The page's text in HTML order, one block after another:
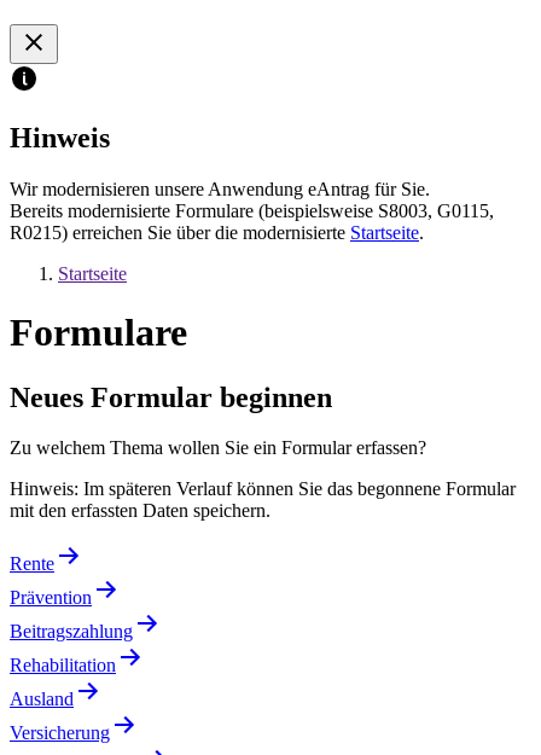
Hinweis
Wir modernisieren unsere Anwendung eAntrag für Sie.
Bereits modernisierte Formulare (beispielsweise S8003, G0115,
R0215) erreichen Sie über die modernisierte Startseite.
Startseite
Formulare
Neues Formular beginnen
Zu welchem Thema wollen Sie ein Formular erfassen?
Hinweis: Im späteren Verlauf können Sie das begonnene Formular
mit den erfassten Daten speichern.
Rente
Prävention
Beitragszahlung
Rehabilitation
Ausland
Versicherung